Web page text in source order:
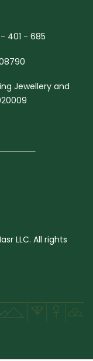
401 - 685
Jewellery and
LLC. All rights